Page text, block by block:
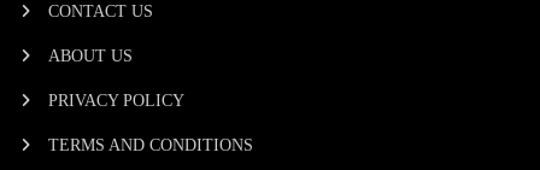
CONTACT US
ABOUT US
PRIVACY POLICY
TERMS AND CONDITIONS